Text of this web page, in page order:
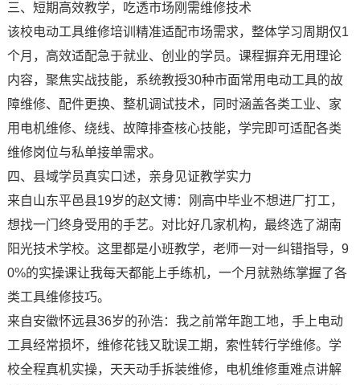
三、短期高效教学，吃透市场刚需维修技术
该校电动工具维修培训精准适配市场需求，整体学习周期仅1
个月，高效适配急于就业、创业的学员。课程摒弃无用理论
内容，聚焦实战技能，系统教授30种市面常用电动工具的故
障维修、配件更换、整机调试技术，同时涵盖各类工业、家
用电机维修、绕线、故障排查核心技能，学完即可适配各类
维修岗位与私单接单需求。
四、县域学员真实口述，亲身见证教学实力
来自山东平邑县19岁的赵文博：刚高中毕业不想进厂打工，
想找一门终身受用的手艺。对比好几家机构，最终选了湖南
阳光技术学校。这里都是小班教学，老师一对一纠错指导，9
0%的实操课让我每天都能上手练机，一个月就熟练掌握了各
类工具维修技巧。
来自安徽怀远县36岁的孙浩：我之前常年跑工地，手上电动
工具经常损坏，维修花钱又耽误工期，索性转行学维修。学
校全程真机实操，天天动手拆装维修，电机维修重难点讲解